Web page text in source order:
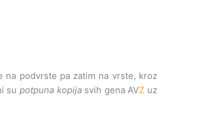
podvrste pa zatim na vrste, kroz
supotpuna kopijasvih gena AVZ uz